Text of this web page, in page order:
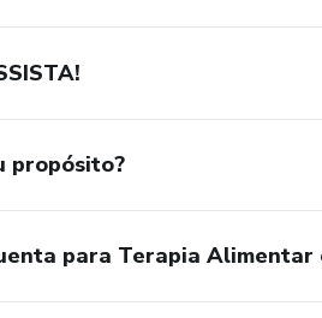
em sua prática diária.
o cronograma no módulo
Experiente e certificada:
oferecemos suporte na
propósito?
para Terapia Alimentar